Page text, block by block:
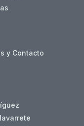
y Contacto